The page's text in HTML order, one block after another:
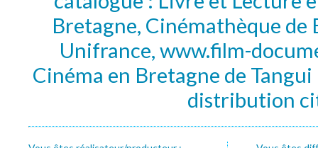
Bretagne, Cinémathèque de
Unifrance, www.film-
Cinéma en Bretagne de
distribution